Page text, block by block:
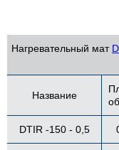
Нагревательный мат
Название
DTIR -150 - 0,5